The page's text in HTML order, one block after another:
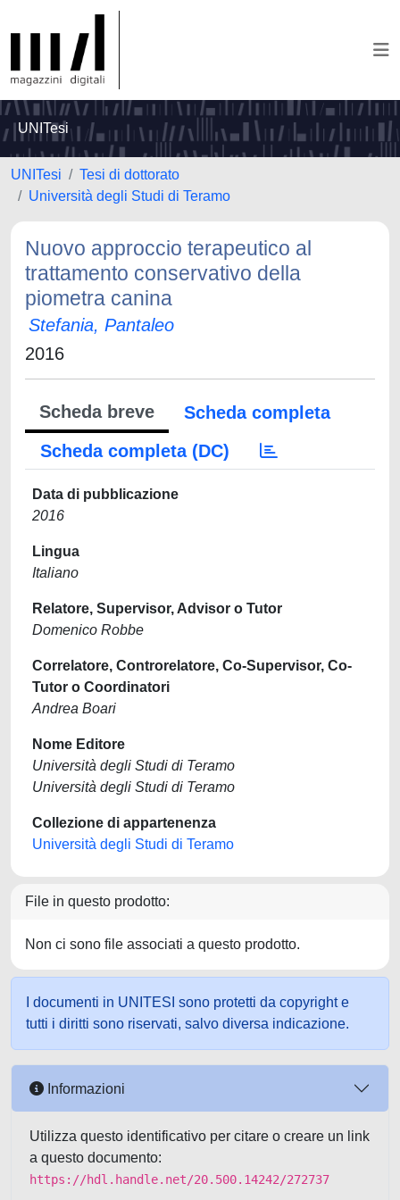
UNITesi
UNITesi
Tesi di dottorato
Università degli Studi di Teramo
Nuovo approccio terapeutico al
trattamento conservativo della
piometra canina
Stefania, Pantaleo
2016
Scheda breve
Scheda completa
Scheda completa (DC)
Data di pubblicazione
2016
Lingua
Italiano
Relatore, Supervisor, Advisor o Tutor
Domenico Robbe
Correlatore, Controrelatore, Co-Supervisor, Co-
Tutor o Coordinatori
Andrea Boari
Nome Editore
Università degli Studi di Teramo
Università degli Studi di Teramo
Collezione di appartenenza
Università degli Studi di Teramo
File in questo prodotto:
Non ci sono file associati a questo prodotto.
I documenti in UNITESI sono protetti da copyright e
tutti i diritti sono riservati, salvo diversa indicazione.
Informazioni
Utilizza questo identificativo per citare o creare un link
a questo documento:
https://hdl.handle.net/20.500.14242/272737